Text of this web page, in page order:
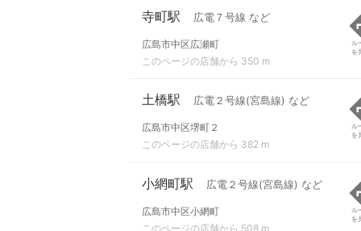
寺町駅 広電７号線 など
広島市中区広瀬町
このページの店舗から 350 m
ル
を
土橋駅 広電２号線(宮島線) など
広島市中区堺町２
このページの店舗から 382 m
ル
を
小網町駅 広電２号線(宮島線) など
広島市中区小網町
このページの店舗から 508 m
ル
を